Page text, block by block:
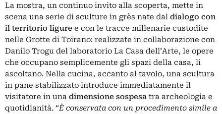
La mostra, un continuo invito alla scoperta, mette in
scena una serie di sculture in grès nate dal dialogo con
il territorio ligure e con le tracce millenarie custodite
nelle Grotte di Toirano: realizzate in collaborazione con
Danilo Trogu del laboratorio La Casa dell’Arte, le opere
che occupano semplicemente gli spazi della casa, li
ascoltano. Nella cucina, accanto al tavolo, una scultura
in pane stabilizzato introduce immediatamente il
visitatore in una dimensione sospesa tra archeologia e
quotidianità. “È conservata con un procedimento simile a